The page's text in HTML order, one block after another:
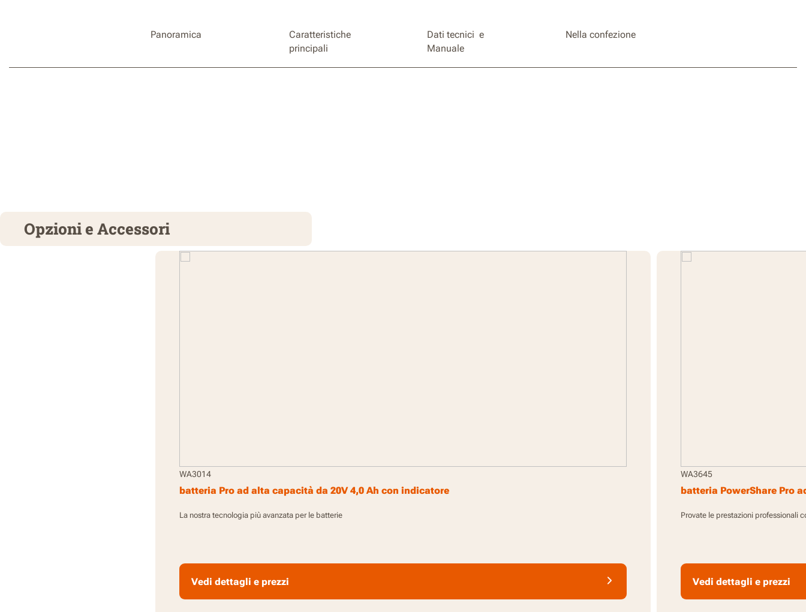
Panoramica
Caratteristiche
principali
Dati tecnici e
Manuale
Nella confezione
Opzioni e Accessori
WA3014
batteria Pro ad alta capacità da 20V 4,0 Ah con indicatore
La nostra tecnologia più avanzata per le batterie
Vedi dettagli e prezzi
WA3645
batteria PowerShare Pro
Provate le prestazioni professionali
Vedi dettagli e prezzi